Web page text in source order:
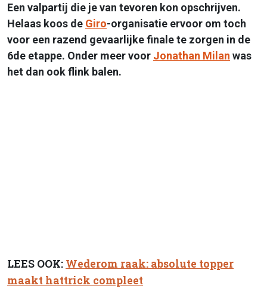
Een valpartij die je van tevoren kon opschrijven.
Helaas koos de Giro-organisatie ervoor om toch
voor een razend gevaarlijke finale te zorgen in de
6de etappe. Onder meer voor Jonathan Milan was
het dan ook flink balen.
LEES OOK: Wederom raak: absolute topper
maakt hattrick compleet